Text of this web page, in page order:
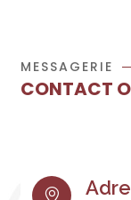
MESSAGERIE
CONTACT